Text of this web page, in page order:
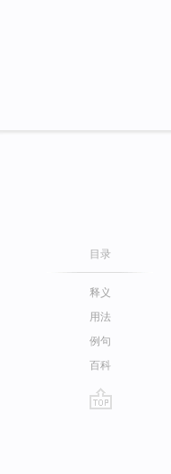
目录
释义
用法
例句
百科